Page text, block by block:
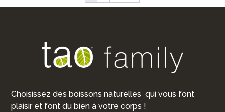
Choisissez des boissons naturelles qui vous font
plaisir et font du bien à votre corps !